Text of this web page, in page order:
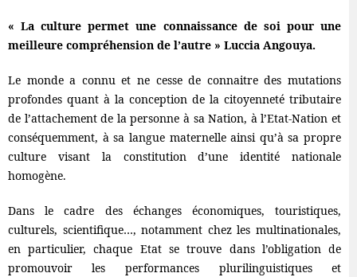
« La culture permet une connaissance de soi pour une
meilleure compréhension de l’autre » Luccia Angouya.
Le monde a connu et ne cesse de connaitre des mutations
profondes quant à la conception de la citoyenneté tributaire
de l’attachement de la personne à sa Nation, à l’Etat-Nation et
conséquemment, à sa langue maternelle ainsi qu’à sa propre
culture visant la constitution d’une identité nationale
homogène.
Dans le cadre des échanges économiques, touristiques,
culturels, scientifique…, notamment chez les multinationales,
en particulier, chaque Etat se trouve dans l’obligation de
promouvoir les performances plurilinguistiques et